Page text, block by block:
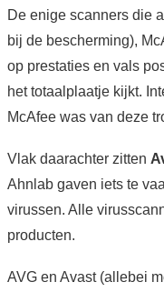
De enige scanners die
bij de bescherming),
op prestaties en vals
het totaalplaatje kijkt.
McAfee was van deze
Vlak daarachter zitten
Ahnlab gaven iets te
virussen. Alle
producten.
AVG en Avast (allebei